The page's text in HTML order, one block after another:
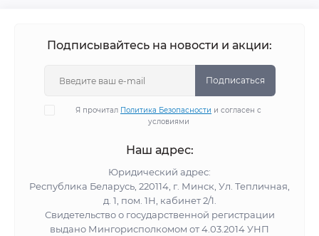
Подписывайтесь на новости и акции:
Подписаться
Я прочитал Политика Безопасности и согласен с
условиями
Наш адрес:
Юридический адрес:
Республика Беларусь, 220114, г. Минск, Ул. Тепличная,
д. 1, пом. 1Н, кабинет 2/1.
Свидетельство о государственной регистрации
выдано Мингорисполкомом от 4.03.2014 УНП